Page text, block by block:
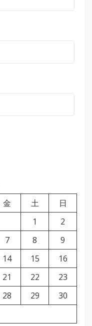
金 土
日
1
2
7 8
9
14 15
16
21 22
23
28 29
30